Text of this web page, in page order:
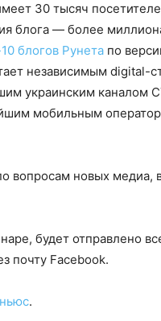
30 тысяч
блога — более
блогов Рунета по
независимым digital-
украинским каналом
мобильным
вопросам новых медиа,
будет отправлено
почту Facebook.
.